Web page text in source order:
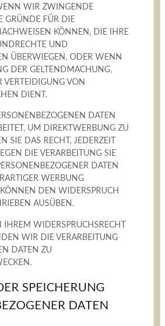
WIR ZWINGENDE
GRÜNDE FÜR DIE
KÖNNEN, DIE IHRE
UND
ÜBERWIEGEN, ODER WENN
DER GELTENDMACHUNG,
VERTEIDIGUNG VON
DIENT.
DATEN
UM DIREKTWERBUNG ZU
SIE DAS RECHT, JEDERZEIT
DIE VERARBEITUNG SIE
DATEN
WERBUNG
DEN WIDERSPRUCH
AUSÜBEN.
WIDERSPRUCHSRECHT
WIR DIE VERARBEITUNG
DATEN ZU
SPEICHERUNG
DATEN